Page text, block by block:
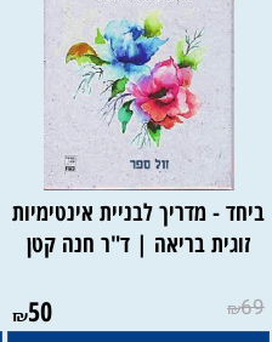
ביחד - מדריך לבניית אינטימיות
זוגית בריאה | ד"ר חנה קטן
₪69
₪50